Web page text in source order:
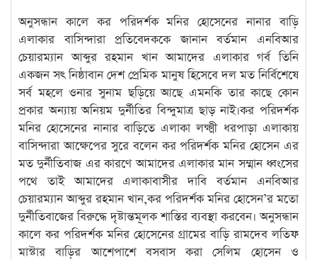
অনুসন্ধান কালে কর পরিদর্শক মনির হোসেনের নানার বাড়ি
এলাকার বাসিন্দারা প্রতিবেদককে জানান বর্তমান এনবিআর
চেয়ারম্যান আব্দুর রহমান খান আমাদের এলাকার গর্ব তিনি
একজন সৎ নিষ্ঠাবান দেশ প্রেমিক মানুষ হিসেবে দল মত নির্বিশেষে
সর্ব মহলে ওনার সুনাম ছড়িয়ে আছে এমনকি তার কাছে কোন
প্রকার অন্যায় অনিয়ম দুর্নীতির বিন্দুমাত্র ছাড় নাই।কর পরিদর্শক
মনির হোসেনের নানার বাড়িতে এলাকা লক্ষ্মী ধরপাড়া এলাকায়
বাসিন্দারা আক্ষেপের সুরে বলেন কর পরিদর্শক মনির হোসেন এর
মত দুর্নীতিবাজ এর কারণে আমাদের এলাকার মান সম্মান ধ্বংসের
পথে তাই আমাদের এলাকাবাসীর দাবি বর্তমান এনবিআর
চেয়ারম্যান আব্দুর রহমান খান,কর পরিদর্শক মনির হোসেন’র মতো
দুর্নীতিবাজের বিরুদ্ধে দৃষ্টান্তমূলক শাস্তির ব্যবস্থা করবেন। অনুসন্ধান
কালে কর পরিদর্শক মনির হোসেনের গ্রামের বাড়ি রামদেব লতিফ
মাস্টার বাড়ির আশেপাশে বসবাস করা সেলিম হোসেন ও